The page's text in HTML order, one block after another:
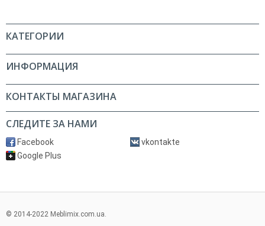
КАТЕГОРИИ
ИНФОРМАЦИЯ
КОНТАКТЫ МАГАЗИНА
СЛЕДИТЕ ЗА НАМИ
Facebook
vkontakte
Google Plus
© 2014-2022 Meblimix.com.ua.